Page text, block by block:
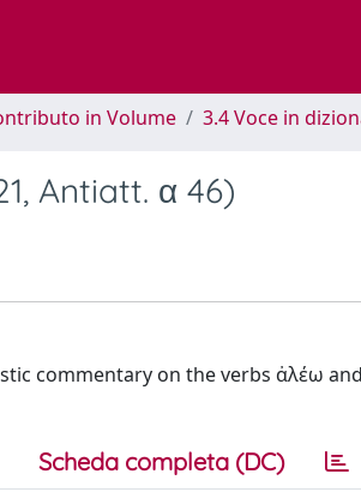
in Volume 3.4 Voce in
Antiatt. α 46)
commentary on the verbs ἀλέω
Scheda completa (DC)